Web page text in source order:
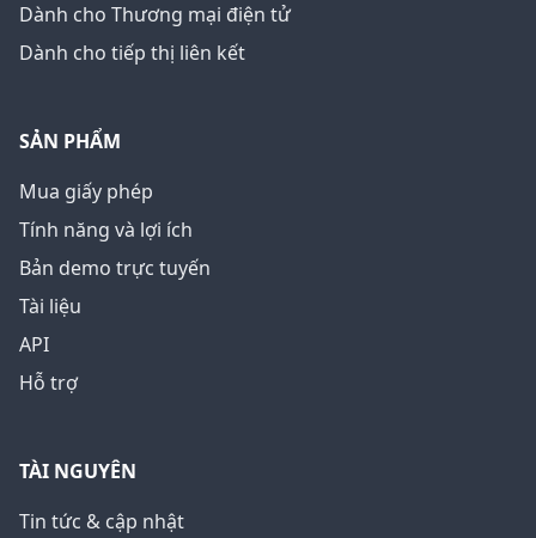
Dành cho Thương mại điện tử
Dành cho tiếp thị liên kết
SẢN PHẨM
Mua giấy phép
Tính năng và lợi ích
Bản demo trực tuyến
Tài liệu
API
Hỗ trợ
TÀI NGUYÊN
Tin tức & cập nhật